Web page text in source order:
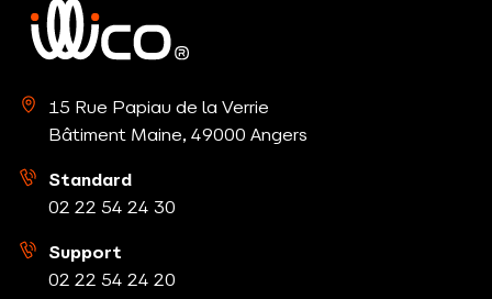
15 Rue Papiau de la Verrie
Bâtiment Maine, 49000 Angers
Standard
02 22 54 24 30
Support
02 22 54 24 20